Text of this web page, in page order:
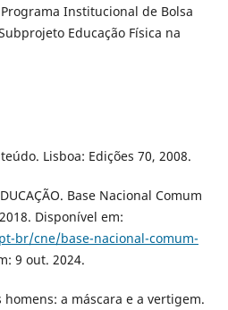
Institucional de Bolsa
Educação Física na
Lisboa: Edições 70, 2008.
Base Nacional Comum
Disponível em:
br/cne/base-nacional-comum-
9 out. 2024.
homens: a máscara e a vertigem.